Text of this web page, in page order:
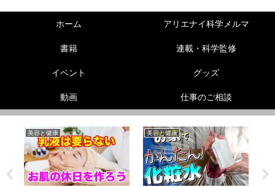
ホーム アリエナイ科学メルマ
書籍 連載・科学監修
イベント グッズ
動画 仕事のご相談
美容と健康 美容と健康